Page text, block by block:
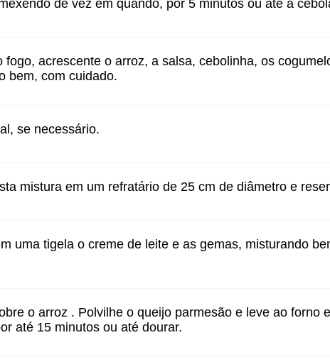
de vez em quando, por 5 minutos ou até a
fogo, acrescente o arroz, a salsa, cebolinha, os
bem, com cuidado.
se necessário.
mistura em um refratário de 25 cm de diâmetro e
uma tigela o creme de leite e as gemas, misturando
o arroz . Polvilhe o queijo parmesão e leve ao forno
até 15 minutos ou até dourar.